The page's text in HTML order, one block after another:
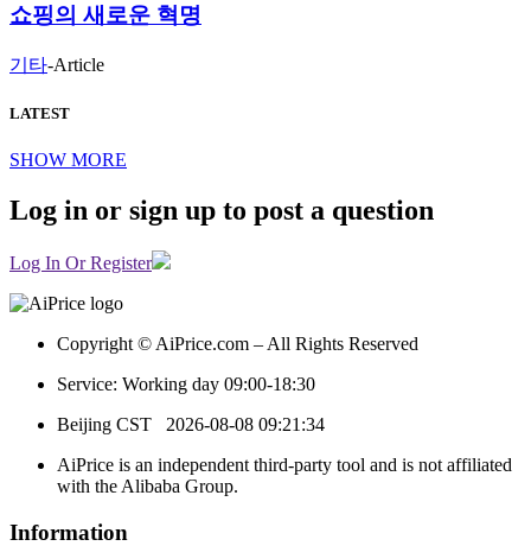
쇼핑의 새로운 혁명
기타-Article
LATEST
SHOW MORE
Log in or sign up to post a question
Log In Or Register
Copyright © AiPrice.com – All Rights Reserved
Service: Working day 09:00-18:30
Beijing CST 2026-08-08 09:21:34
AiPrice is an independent third-party tool and is not affiliated
with the Alibaba Group.
Information